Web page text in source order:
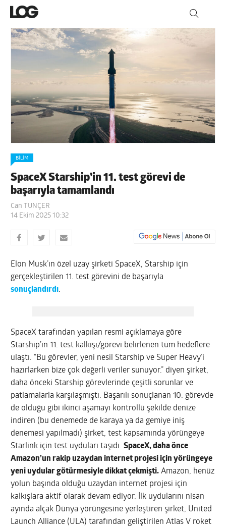
BILIM
SpaceX Starship’in 11. test görevi de
başarıyla tamamlandı
Can TUNÇER
14 Ekim 2025 10:32
Elon Musk’ın özel uzay şirketi SpaceX, Starship için
gerçekleştirilen 11. test görevini de başarıyla
sonuçlandırdı.
SpaceX tarafından yapılan resmi açıklamaya göre
Starship’in 11. test kalkışı/görevi belirlenen tüm hedeflere
ulaştı. “Bu görevler, yeni nesil Starship ve Super Heavy’i
hazırlarken bize çok değerli veriler sunuyor.” diyen şirket,
daha önceki Starship görevlerinde çeşitli sorunlar ve
patlamalarla karşılaşmıştı. Başarılı sonuçlanan 10. görevde
de olduğu gibi ikinci aşamayı kontrollü şekilde denize
indiren (bu denemede de karaya ya da gemiye iniş
denemesi yapılmadı) şirket, test kapsamında yörüngeye
Starlink için test uyduları taşıdı.SpaceX, daha önce
Amazon’un rakip uzaydan internet projesi için yörüngeye
yeni uydular götürmesiyle dikkat çekmişti. Amazon, henüz
yolun başında olduğu uzaydan internet projesi için
kalkışlara aktif olarak devam ediyor. İlk uydularını nisan
ayında alçak Dünya yörüngesine yerleştiren şirket, United
Launch Alliance (ULA) tarafından geliştirilen Atlas V roket